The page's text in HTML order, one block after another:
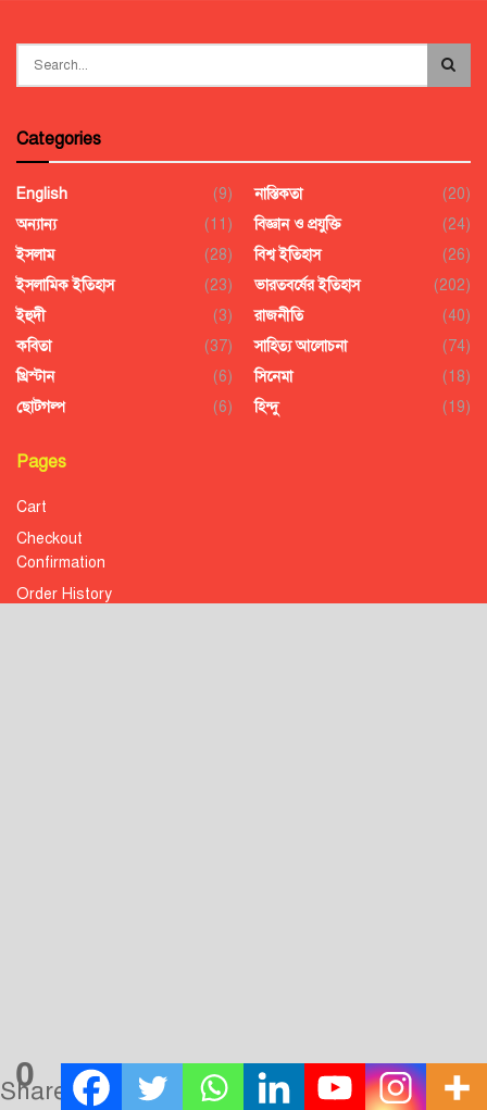
0
Shares
Categories
English
(9)
অন্যান্য
(11)
ইসলাম
(28)
ইসলামিক ইতিহাস
(23)
ইহুদী
(3)
কবিতা
(37)
খ্রিস্টান
(6)
ছোটগল্প
(6)
নাস্তিকতা
(20)
বিজ্ঞান ও প্রযুক্তি
(24)
বিশ্ব ইতিহাস
(26)
ভারতবর্ষের ইতিহাস
(202)
রাজনীতি
(40)
সাহিত্য আলোচনা
(74)
সিনেমা
(18)
হিন্দু
(19)
Pages
Cart
Checkout
Confirmation
Order History
jasa gestun terdekat
https://www.harikami.id/